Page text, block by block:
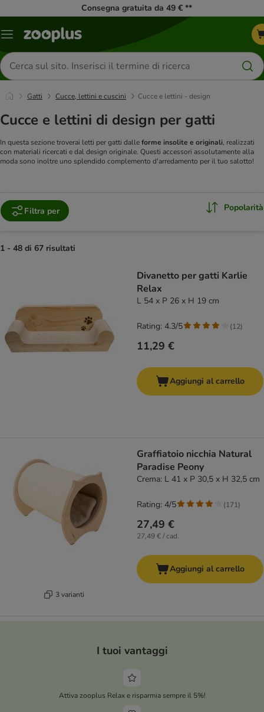
Consegna gratuita da 49 € **
Overview
Cerca
prodotti
Gatti Cucce, lettini e cuscini Cucce e lettini - design
Cucce e lettini di design per gatti
In questa sezione troverai letti per gatti dalleforme insolite e originali, realizzati
con materiali ricercati e dal design originale. Questi accessori assolutamente alla
moda sono inoltre uno splendido complemento d'arredamento per il tuo salotto!
Filtra per Popolarità
1 - 48 di 67 risultati
Divanetto per gatti Karlie
Relax
L 54 x P 26 x H 19 cm
11,29 €
Rating: 4.3/5 (12)
Aggiungi al carrello
3 varianti
Graffiatoio nicchia Natural
Paradise Peony
Crema: L 41 x P 30,5 x H 32,5 cm
27,49 €
27,49 € / cad.
Rating: 4/5 (171)
Aggiungi al carrello
I tuoi vantaggi
Attiva zooplus Relax e risparmia sempre il 5%!